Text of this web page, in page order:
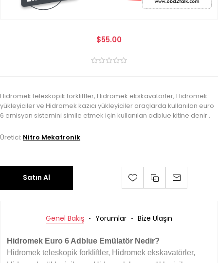
$55.00
Hidromek teleskopik forkliftler, Hidromek ekskavatörler, Hidromek
yükleyiciler ve Hidromek kazıcı yükleyiciler araçlarda kullanılan euro
6 emisyon sistemini simile etmek için kullanılan adblue kitine denir .
Üretici: Nitro Mekatronik
Satın Al
Genel Bakış Yorumlar Bize Ulaşın
Hidromek Euro 6 Adblue Emülatör Nedir?
Hidromek teleskopik forkliftler, Hidromek ekskavatörler,